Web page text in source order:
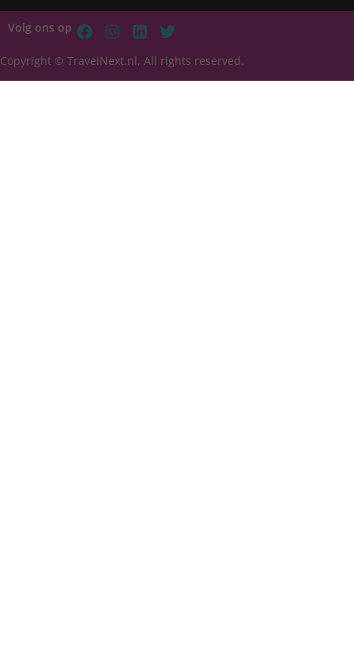
Volg ons op
Copyright © TravelNext.nl, All rights reserved.